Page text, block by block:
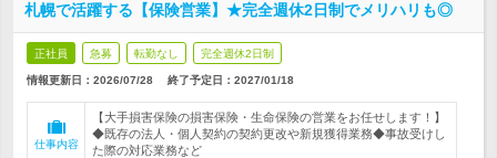
札幌で活躍する【保険営業】★完全週休2日制でメリハリも◎
正社員 急募 転勤なし 完全週休2日制
情報更新日：2026/07/28 終了予定日： 2027/01/18
仕事内容
【大手損害保険の損害保険・生命保険の営業をお任せします！】
◆既存の法人・個人契約の契約更改や新規獲得業務◆事故受けし
た際の対応業務など